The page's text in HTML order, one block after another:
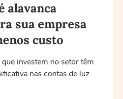
alavanca
sua empresa
custo
investem no setor têm
nas contas de luz